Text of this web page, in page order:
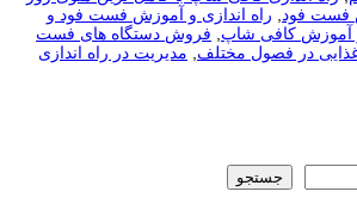
فست فود, راه اندازی و آموزش فست فود و
و آموزش کافی شاپ, فروش دستگاه های فست
در فصول مختلف, مدیریت در راه اندازی
جستجو